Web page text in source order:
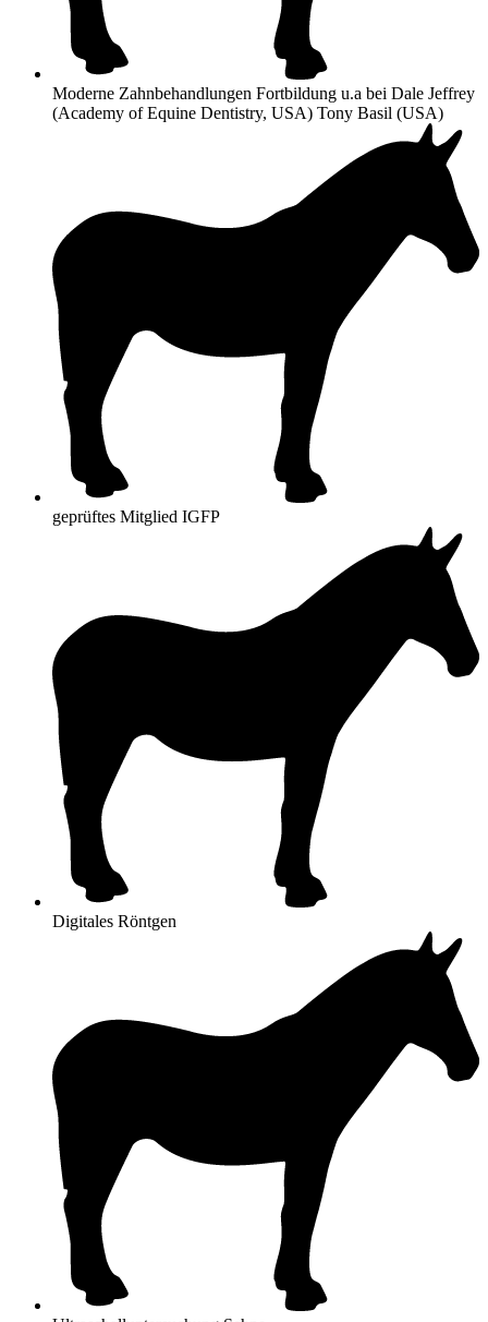
Moderne Zahnbehandlungen Fortbildung u.a bei Dale Jeffrey
(Academy of Equine Dentistry, USA) Tony Basil (USA)
geprüftes Mitglied IGFP
Digitales Röntgen